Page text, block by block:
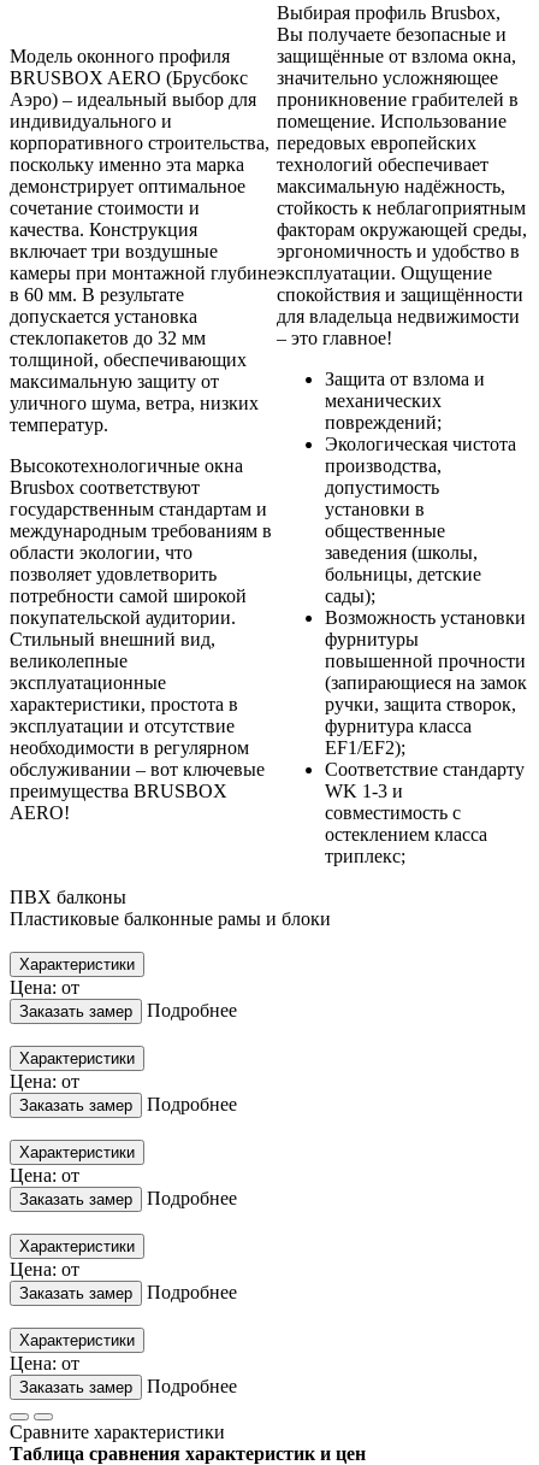
Модель оконного профиля
BRUSBOX AERO (Брусбокс
Аэро) – идеальный выбор для
индивидуального и
корпоративного строительства,
поскольку именно эта марка
демонстрирует оптимальное
сочетание стоимости и
качества. Конструкция
включает три воздушные
камеры при монтажной глубине
в 60 мм. В результате
допускается установка
стеклопакетов до 32 мм
толщиной, обеспечивающих
максимальную защиту от
уличного шума, ветра, низких
температур.
Высокотехнологичные окна
Brusbox соответствуют
государственным стандартам и
международным требованиям в
области экологии, что
позволяет удовлетворить
потребности самой широкой
покупательской аудитории.
Стильный внешний вид,
великолепные
эксплуатационные
характеристики, простота в
эксплуатации и отсутствие
необходимости в регулярном
обслуживании – вот ключевые
преимущества BRUSBOX
AERO!
Выбирая профиль Brusbox,
Вы получаете безопасные и
защищённые от взлома окна,
значительно усложняющее
проникновение грабителей в
помещение. Использование
передовых европейских
технологий обеспечивает
максимальную надёжность,
стойкость к неблагоприятным
факторам окружающей среды,
эргономичность и удобство в
эксплуатации. Ощущение
спокойствия и защищённости
для владельца недвижимости
– это главное!
Защита от взлома и
механических
повреждений;
Экологическая чистота
производства,
допустимость
установки в
общественные
заведения (школы,
больницы, детские
сады);
Возможность установки
фурнитуры
повышенной прочности
(запирающиеся на замок
ручки, защита створок,
фурнитура класса
EF1/EF2);
Соответствие стандарту
WK 1-3 и
совместимость с
остеклением класса
триплекс;
ПВХ балконы
Пластиковые балконные рамы и блоки
Характеристики
Цена: от
Заказать замер Подробнее
Характеристики
Цена: от
Заказать замер Подробнее
Характеристики
Цена: от
Заказать замер Подробнее
Характеристики
Цена: от
Заказать замер Подробнее
Характеристики
Цена: от
Заказать замер Подробнее
Сравните характеристики
Таблица сравнения характеристик и цен